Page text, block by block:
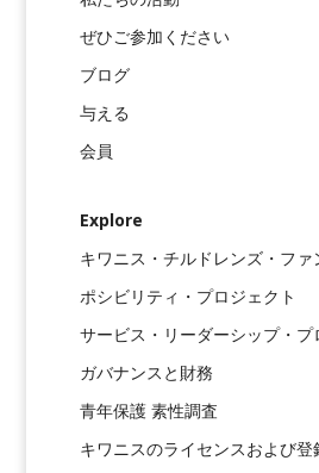
ぜひご参加ください
ブログ
与える
会員
Explore
キワニス・チルドレンズ・ファ
ポシビリティ・プロジェクト
サービス・リーダーシップ・プ
ガバナンスと財務
青年保護 素性調査
キワニスのライセンスおよび登